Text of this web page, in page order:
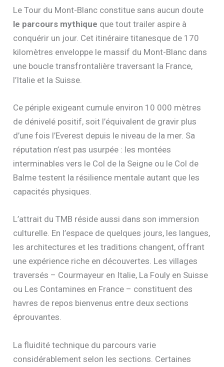
Le Tour du Mont-Blanc constitue sans aucun doute
le parcours mythique que tout trailer aspire à
conquérir un jour. Cet itinéraire titanesque de 170
kilomètres enveloppe le massif du Mont-Blanc dans
une boucle transfrontalière traversant la France,
l’Italie et la Suisse.
Ce périple exigeant cumule environ 10 000 mètres
de dénivelé positif, soit l’équivalent de gravir plus
d’une fois l’Everest depuis le niveau de la mer. Sa
réputation n’est pas usurpée : les montées
interminables vers le Col de la Seigne ou le Col de
Balme testent la résilience mentale autant que les
capacités physiques.
L’attrait du TMB réside aussi dans son immersion
culturelle. En l’espace de quelques jours, les langues,
les architectures et les traditions changent, offrant
une expérience riche en découvertes. Les villages
traversés – Courmayeur en Italie, La Fouly en Suisse
ou Les Contamines en France – constituent des
havres de repos bienvenus entre deux sections
éprouvantes.
La fluidité technique du parcours varie
considérablement selon les sections. Certaines